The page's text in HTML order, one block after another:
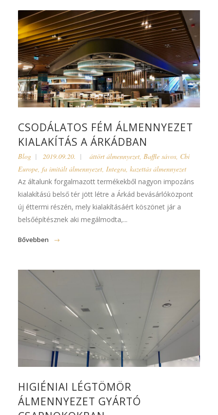
CSODÁLATOS FÉM ÁLMENNYEZET
KIALAKÍTÁS A ÁRKÁDBAN
Blog 2019.09.20. áttört álmennyezet,Baffle sávos, Cbi
Europe,fa imitált álmennyezet,Integra,kazettás álmennyezet
Az általunk forgalmazott termékekből nagyon impozáns
kialakítású belső tér jött létre a Árkád bevásárlóközpont
új éttermi részén, mely kialakításáért köszönet jár a
belsőépítésznek aki megálmodta,...
Bővebben
HIGIÉNIAI LÉGTÖMÖR
ÁLMENNYEZET GYÁRTÓ